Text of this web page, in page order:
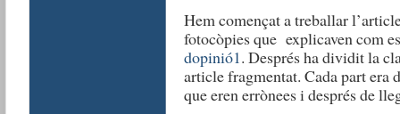
Hem començat a treballar
fotocòpies que explicaven com
dopinió1. Després ha dividit la
article fragmentat. Cada part era
que eren errònees i després de